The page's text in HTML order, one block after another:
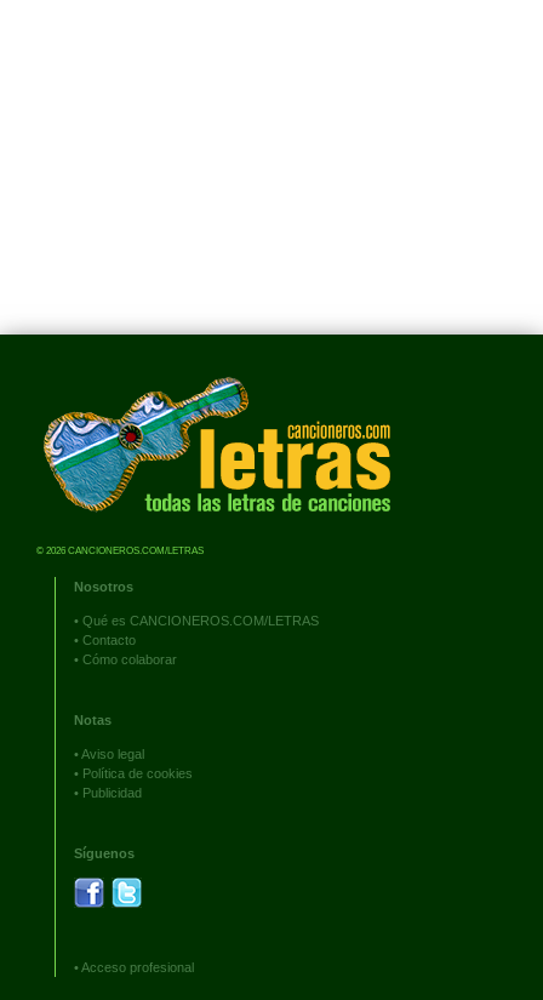
© 2026 CANCIONEROS.COM/LETRAS
Nosotros
• Qué es CANCIONEROS.COM/LETRAS
• Contacto
• Cómo colaborar
Notas
•Aviso legal
• Política de cookies
• Publicidad
Síguenos
•Acceso profesional